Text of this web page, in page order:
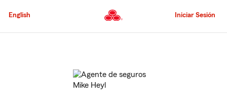
al
principal
English Iniciar Sesión